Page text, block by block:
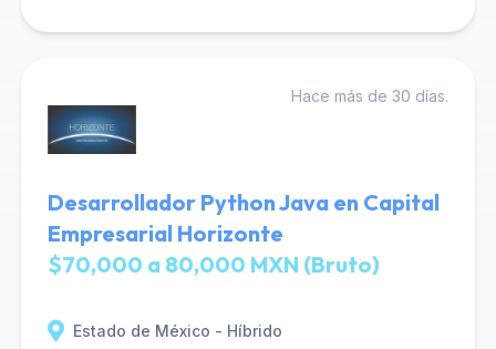
Hace más de 30 días.
Desarrollador Python Java en Capital
Empresarial Horizonte
$70,000 a 80,000 MXN (Bruto)
Estado de México - Híbrido